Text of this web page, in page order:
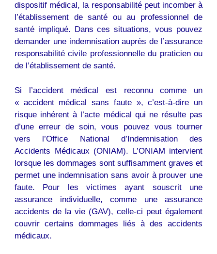
dispositif médical, la responsabilité peut incomber à
l’établissement de santé ou au professionnel de
santé impliqué. Dans ces situations, vous pouvez
demander une indemnisation auprès de l’assurance
responsabilité civile professionnelle du praticien ou
de l’établissement de santé.
Si l’accident médical est reconnu comme un
« accident médical sans faute », c’est-à-dire un
risque inhérent à l’acte médical qui ne résulte pas
d’une erreur de soin, vous pouvez vous tourner
vers l’Office National d’Indemnisation des
Accidents Médicaux (ONIAM). L’ONIAM intervient
lorsque les dommages sont suffisamment graves et
permet une indemnisation sans avoir à prouver une
faute. Pour les victimes ayant souscrit une
assurance individuelle, comme une assurance
accidents de la vie (GAV), celle-ci peut également
couvrir certains dommages liés à des accidents
médicaux.